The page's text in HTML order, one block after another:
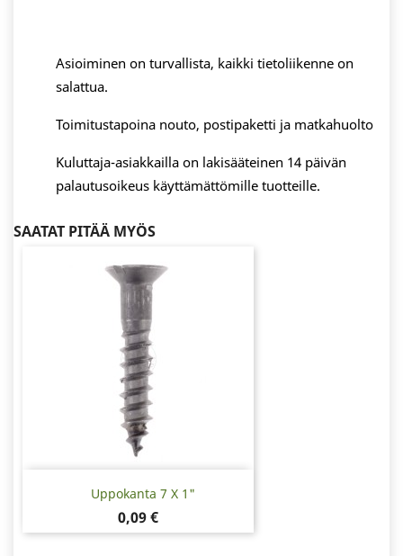
Asioiminen on turvallista, kaikki tietoliikenne on
salattua.
Toimitustapoina nouto, postipaketti ja matkahuolto
Kuluttaja-asiakkailla on lakisääteinen 14 päivän
palautusoikeus käyttämättömille tuotteille.
SAATAT PITÄÄ MYÖS
Uppokanta 7 X 1"
Hinta
0,09 €